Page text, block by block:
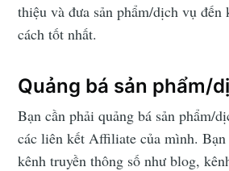
thiệu và đưa sản phẩm/dịch vụ đến
cách tốt nhất.
Quảng bá sản phẩm/
Bạn cần phải quảng bá sản phẩm/
các liên kết Affiliate của mình. Bạn
kênh truyền thông số như blog,